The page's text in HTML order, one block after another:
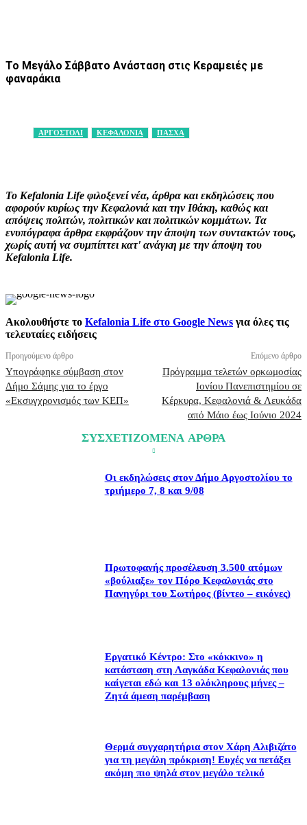
Το Μεγάλο Σάββατο Ανάσταση στις Κεραμειές με
φαναράκια
ΑΡΓΟΣΤΟΛΙ ΚΕΦΑΛΟΝΙΑ ΠΑΣΧΑ
Το Kefalonia Life φιλοξενεί νέα, άρθρα και εκδηλώσεις που
αφορούν κυρίως την Κεφαλονιά και την Ιθάκη, καθώς και
απόψεις πολιτών, πολιτικών και πολιτικών κομμάτων. Τα
ενυπόγραφα άρθρα εκφράζουν την άποψη των συντακτών τους,
χωρίς αυτή να συμπίπτει κατ' ανάγκη με την άποψη του
Kefalonia Life.
Ακολουθήστε το Kefalonia Life στο Google News για όλες τις
τελευταίες ειδήσεις
Προηγούμενο άρθρο
Υπογράφηκε σύμβαση στον
Δήμο Σάμης για το έργο
«Εκσυγχρονισμός των ΚΕΠ»
Επόμενο άρθρο
Πρόγραμμα τελετών ορκωμοσίας
Ιονίου Πανεπιστημίου σε
Κέρκυρα, Κεφαλονιά & Λευκάδα
από Μάιο έως Ιούνιο 2024
ΣΥΣΧΕΤΙΖΟΜΕΝΑ ΑΡΘΡΑ
Οι εκδηλώσεις στον Δήμο Αργοστολίου το
τριήμερο 7, 8 και 9/08
Πρωτοφανής προσέλευση 3.500 ατόμων
«βούλιαξε» τον Πόρο Κεφαλονιάς στο
Πανηγύρι του Σωτήρος (βίντεο – εικόνες)
Εργατικό Κέντρο: Στο «κόκκινο» η
κατάσταση στη Λαγκάδα Κεφαλονιάς που
καίγεται εδώ και 13 ολόκληρους μήνες –
Ζητά άμεση παρέμβαση
Θερμά συγχαρητήρια στον Χάρη Αλιβιζάτο
για τη μεγάλη πρόκριση! Ευχές να πετάξει
ακόμη πιο ψηλά στον μεγάλο τελικό